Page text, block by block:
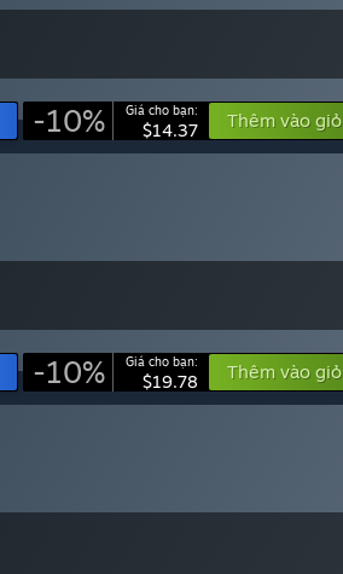
-10% Giá cho bạn:
$14.37 Thêm vào giỏ
-10% Giá cho bạn:
$19.78 Thêm vào giỏ